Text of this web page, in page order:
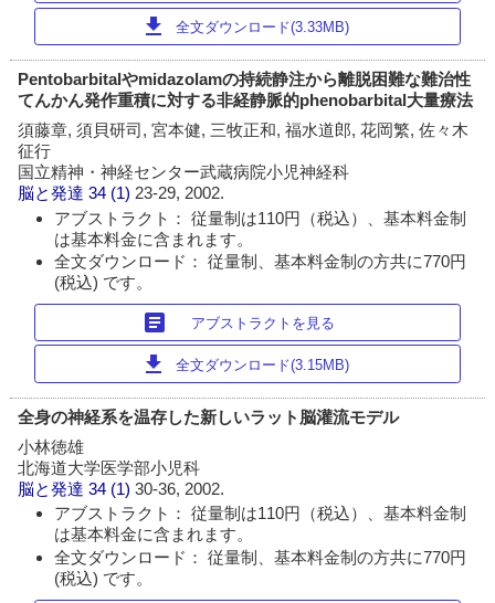
download 全文ダウンロード(3.33MB)
Pentobarbitalやmidazolamの持続静注から離脱困難な難治性
てんかん発作重積に対する非経静脈的phenobarbital大量療法
須藤章, 須貝研司, 宮本健, 三牧正和, 福水道郎, 花岡繁, 佐々木
征行
国立精神・神経センター武蔵病院小児神経科
脳と発達 34 (1) 23-29, 2002.
アブストラクト： 従量制は110円（税込）、基本料金制
は基本料金に含まれます。
全文ダウンロード： 従量制、基本料金制の方共に770円
(税込) です。
article アブストラクトを見る
download 全文ダウンロード(3.15MB)
全身の神経系を温存した新しいラット脳灌流モデル
小林徳雄
北海道大学医学部小児科
脳と発達 34 (1)30-36, 2002.
アブストラクト： 従量制は110円（税込）、基本料金制
は基本料金に含まれます。
全文ダウンロード： 従量制、基本料金制の方共に770円
(税込) です。